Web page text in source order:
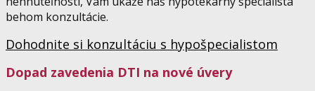
behom konzultácie.
Dohodnite si konzultáciu s hypošpecialistom
Dopad zavedenia DTI na nové úvery